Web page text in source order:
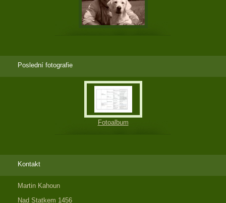
Poslední fotografie
Fotoalbum
Kontakt
Martin Kahoun
Nad Statkem 1456